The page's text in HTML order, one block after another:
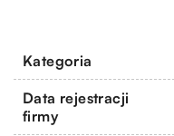
Kategoria
Data rejestracji
firmy